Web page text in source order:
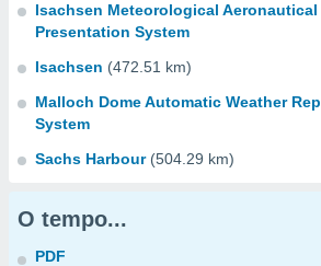
Isachsen Meteorological Aeronautical
Presentation System
Isachsen (472.51 km)
Malloch Dome Automatic Weather
System
Sachs Harbour (504.29 km)
O tempo...
PDF